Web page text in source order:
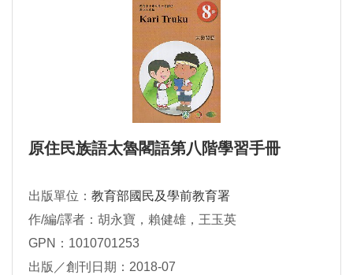
原住民族語太魯閣語第八階學習手冊
出版單位： 教育部國民及學前教育署
作/編/譯者：胡永寶，賴健雄，王玉英
GPN：1010701253
出版／創刊日期：2018-07